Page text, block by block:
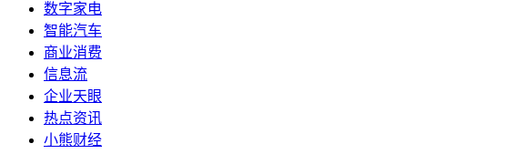
数字家电
智能汽车
商业消费
信息流
企业天眼
热点资讯
小熊财经
华为“世界”商标初审引热议，周兆成：公共词汇注册莫越法律边界